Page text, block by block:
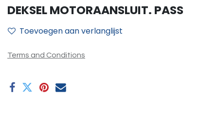
DEKSEL MOTORAANSLUIT. PASS
Toevoegen aan verlanglijst
Terms and Conditions